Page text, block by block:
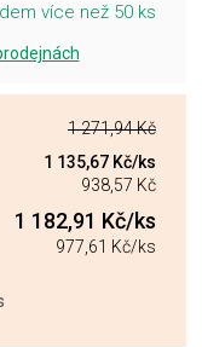
více než 50 ks
1 271,94 Kč
1 135,67 Kč/ks
938,57 Kč
1 182,91 Kč/ks
977,61 Kč/ks